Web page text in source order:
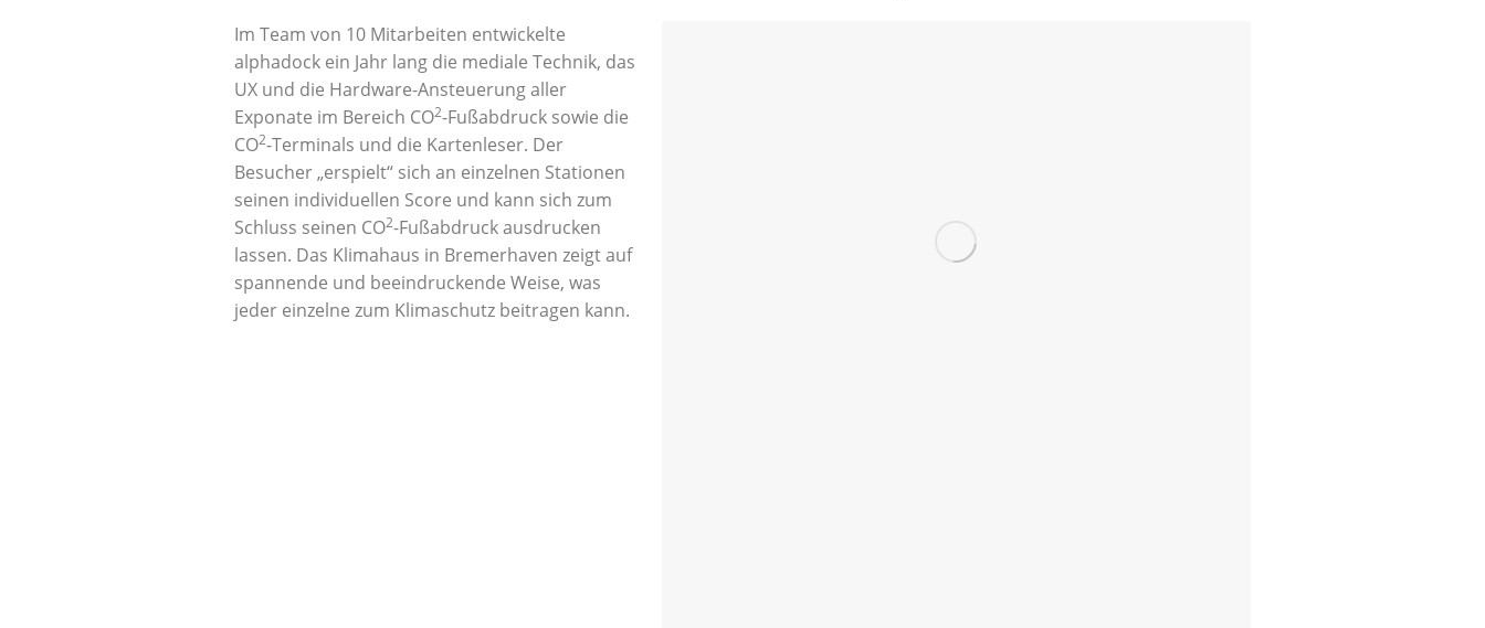
Im Team von 10 Mitarbeiten entwickelte
alphadock ein Jahr lang die mediale Technik, das
UX und die Hardware-Ansteuerung aller
Exponate im Bereich CO2-Fußabdruck sowie die
CO2-Terminals und die Kartenleser. Der
Besucher „erspielt“ sich an einzelnen Stationen
seinen individuellen Score und kann sich zum
Schluss seinen CO2-Fußabdruck ausdrucken
lassen. Das Klimahaus in Bremerhaven zeigt auf
spannende und beeindruckende Weise, was
jeder einzelne zum Klimaschutz beitragen kann.